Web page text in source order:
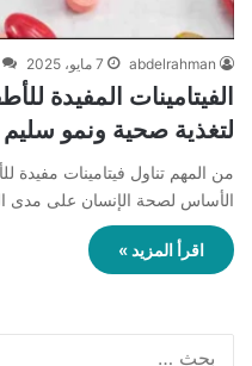
abdelrahman 7 مايو، 2025
الفيتامينات المفيدة
لتغذية صحية ونمو سليم
من المهم تناول فيتامينات مفيدة
الأساس لصحة الإنسان على مدى
اقرأ المزيد »